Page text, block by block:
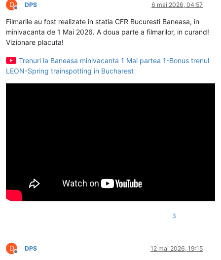
D
Deconectat
DPS 6 mai 2026, 04:57
Filmarile au fost realizate in statia CFR Bucuresti Baneasa, in
minivacanta de 1 Mai 2026. A doua parte a filmarilor, in curand!
Vizionare placuta!
Trenuri la Baneasa minivacanta 1 Mai partea 1-Bonus trenul
LEON-Spring trainspotting in Bucharest
3
D
Deconectat
DPS 12 mai 2026, 19:15